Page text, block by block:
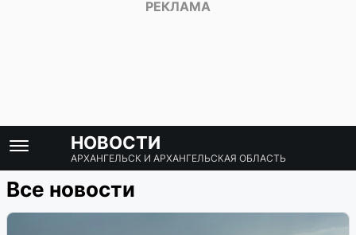
НОВОСТИ
АРХАНГЕЛЬСК И АРХАНГЕЛЬСКАЯ ОБЛАСТЬ
Все новости